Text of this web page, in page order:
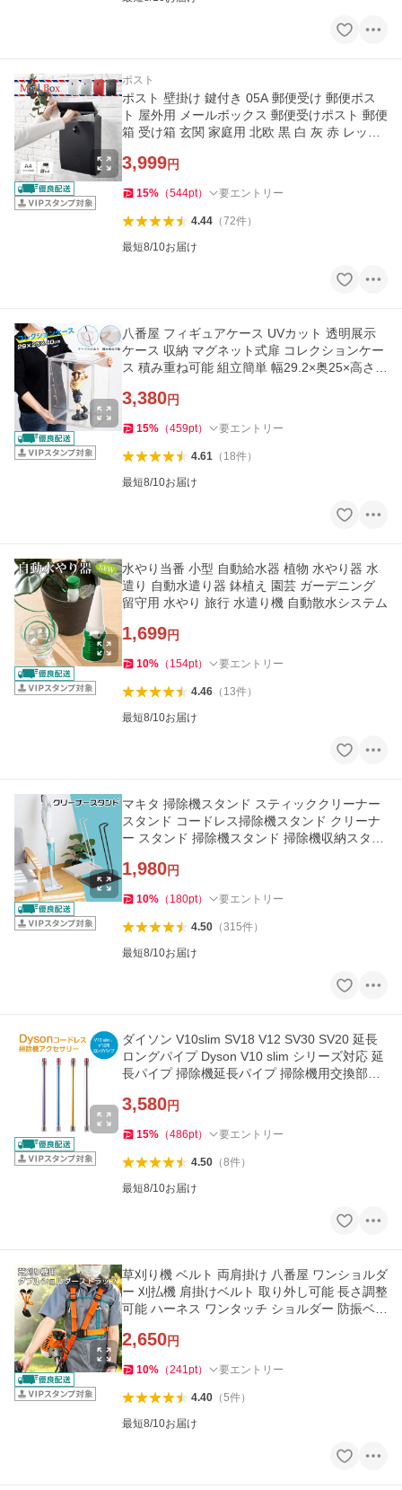
ポスト
ポスト 壁掛け 鍵付き 05A 郵便受け 郵便ポス
ト 屋外用 メールボックス 郵便受けポスト 郵便
箱 受け箱 玄関 家庭用 北欧 黒 白 灰 赤 レッド
3,999円
15% （544pt） 要エントリー
4.44（72件）
最短8/10お届け
八番屋 フィギュアケース UVカット 透明展示
ケース 収納 マグネット式扉 コレクションケー
ス 積み重ね可能 組立簡単 幅29.2×奥25×高さ4
3,380円
15% （459pt） 要エントリー
4.61（ 18件）
最短8/10お届け
水やり当番 小型 自動給水器 植物 水やり器 水
遣り 自動水遣り器 鉢植え 園芸 ガーデニング
留守用 水やり 旅行 水遣り機 自動散水システム
1,699円
10% （ 154pt） 要エントリー
4.46（ 13件）
最短8/10お届け
マキタ 掃除機スタンド スティッククリーナー
スタンド コードレス掃除機スタンド クリーナ
ー スタンド 掃除機スタンド 掃除機収納スタン
1,980円
10% （ 180pt） 要エントリー
4.50（315件）
最短8/10お届け
ダイソン V10slim SV18 V12 SV30 SV20 延長
ロングパイプ Dyson V10 slim シリーズ対応 延
長パイプ 掃除機延長パイプ 掃除機用交換部品
3,580円
15% （486pt） 要エントリー
4.50（8件）
最短8/10お届け
草刈り機 ベルト 両肩掛け 八番屋 ワンショルダ
ー 刈払機 肩掛けベルト 取り外し可能 長さ調整
可能 ハーネス ワンタッチ ショルダー 防振ベル
2,650円
10% （241pt） 要エントリー
4.40（5件）
最短8/10お届け